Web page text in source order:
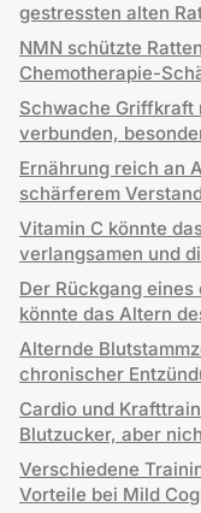
gestressten alten
NMN schützte
Chemotherapie-
Schwache Griffkraft
verbunden,
Ernährung reich an
schärferem
Vitamin C könnte
verlangsamen und
Der Rückgang
könnte das Altern
Alternde
chronischer
Cardio und
Blutzucker, aber
Verschiedene
Vorteile bei Mild